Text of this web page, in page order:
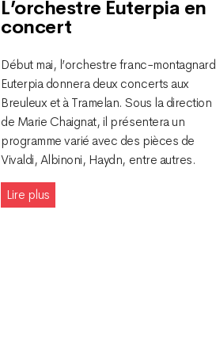
L’orchestre Euterpia en
concert
Début mai, l’orchestre franc-montagnard
Euterpia donnera deux concerts aux
Breuleux et à Tramelan. Sous la direction
de Marie Chaignat, il présentera un
programme varié avec des pièces de
Vivaldi, Albinoni, Haydn, entre autres.
Lire plus